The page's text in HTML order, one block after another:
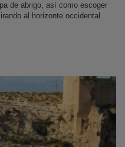
de abrigo, así como escoger
al horizonte occidental